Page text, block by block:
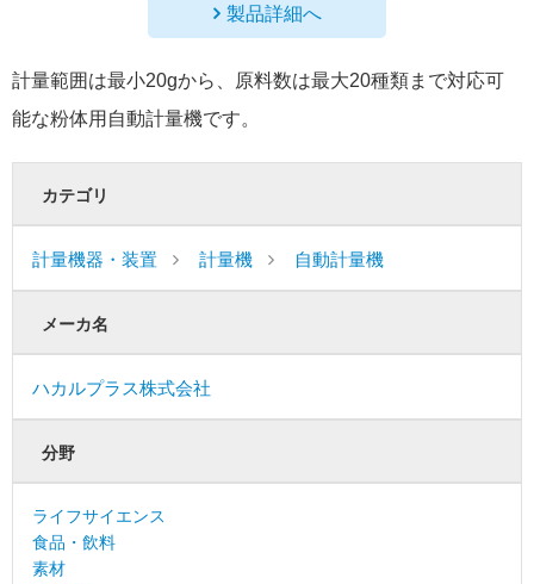
製品詳細へ
計量範囲は最小20gから、原料数は最大20種類まで対応可
能な粉体用自動計量機です。
カテゴリ
計量機器・装置 計量機 自動計量機
メーカ名
ハカルプラス株式会社
分野
ライフサイエンス
食品・飲料
素材